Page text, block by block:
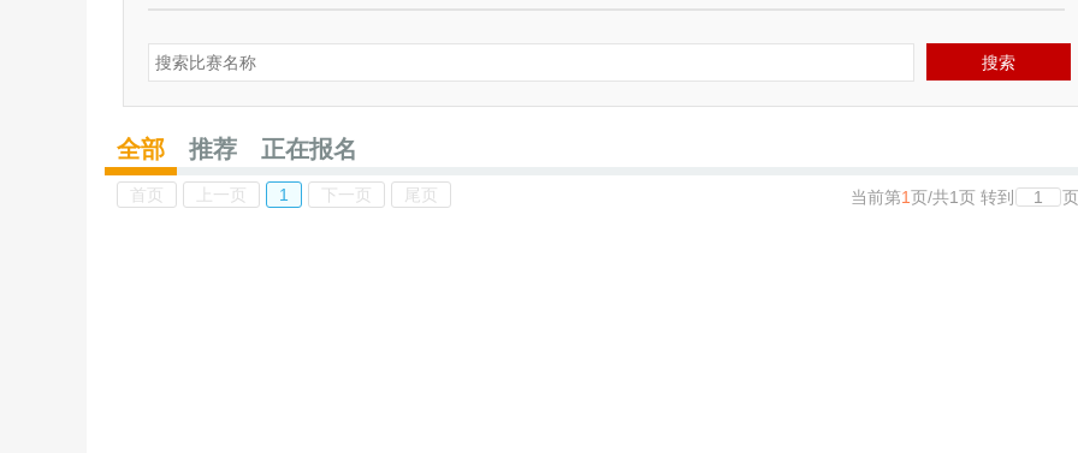
搜索
全部 推荐 正在报名
首页 上一页 1 下一页 尾页 当前第1页/共1页转到 页